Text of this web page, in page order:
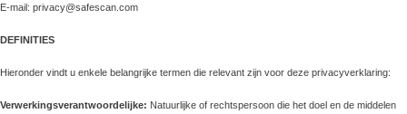
E-mail: privacy@safescan.com
DEFINITIES
Hieronder vindt u enkele belangrijke termen die relevant zijn voor deze privacyverklaring:
Verwerkingsverantwoordelijke: Natuurlijke of rechtspersoon die het doel en de middelen